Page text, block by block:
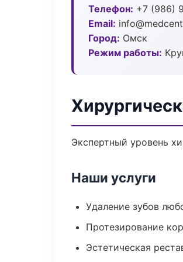
Телефон: +7 (986)
Email:
Город: Омск
Режим работы:
Экспертный уровень
Наши услуги
Удаление зубов
Протезирование
Эстетическая